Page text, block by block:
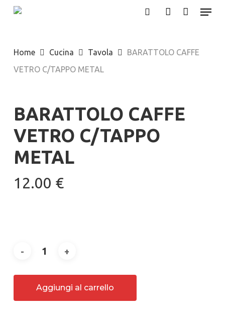
Skip
content
Menu
Home Cucina Tavola
BARATTOLO CAFFE
VETRO C/TAPPO METAL
BARATTOLO CAFFE
VETRO C/TAPPO
METAL
12.00 €
Aggiungi al carrello